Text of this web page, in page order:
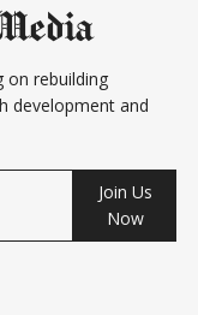
on rebuilding
development and
Join Us
Now